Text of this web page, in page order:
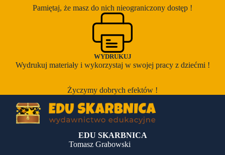
Pamiętaj, że masz do nich nieograniczony dostęp !
WYDRUKUJ
Wydrukuj materiały i wykorzystaj w swojej pracy z dziećmi !
Życzymy dobrych efektów !
EDU SKARBNICA
Tomasz Grabowski